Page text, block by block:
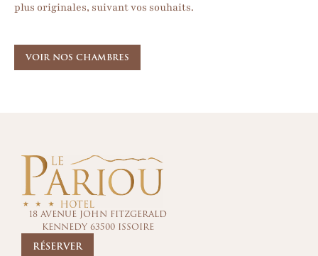
plus originales, suivant vos souhaits.
VOIR NOS CHAMBRES
18 AVENUE JOHN FITZGERALD
KENNEDY 63500 ISSOIRE
RÉSERVER